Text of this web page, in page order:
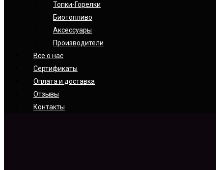
Топки-Горелки
Биотопливо
Аксессуары
Производители
Все о нас
Сертификаты
Оплата и доставка
Отзывы
Контакты